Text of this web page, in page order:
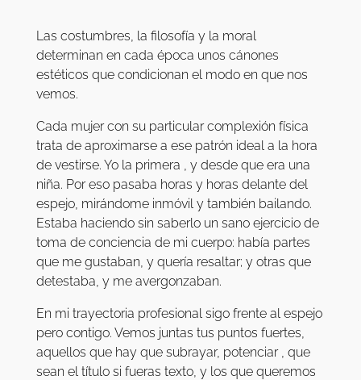
Las costumbres, la filosofía y la moral
determinan en cada época unos cánones
estéticos que condicionan el modo en que nos
vemos.
Cada mujer con su particular complexión física
trata de aproximarse a ese patrón ideal a la hora
de vestirse. Yo la primera , y desde que era una
niña. Por eso pasaba horas y horas delante del
espejo, mirándome inmóvil y también bailando.
Estaba haciendo sin saberlo un sano ejercicio de
toma de conciencia de mi cuerpo: había partes
que me gustaban, y quería resaltar; y otras que
detestaba, y me avergonzaban.
En mi trayectoria profesional sigo frente al espejo
pero contigo. Vemos juntas tus puntos fuertes,
aquellos que hay que subrayar, potenciar , que
sean el título si fueras texto, y los que queremos